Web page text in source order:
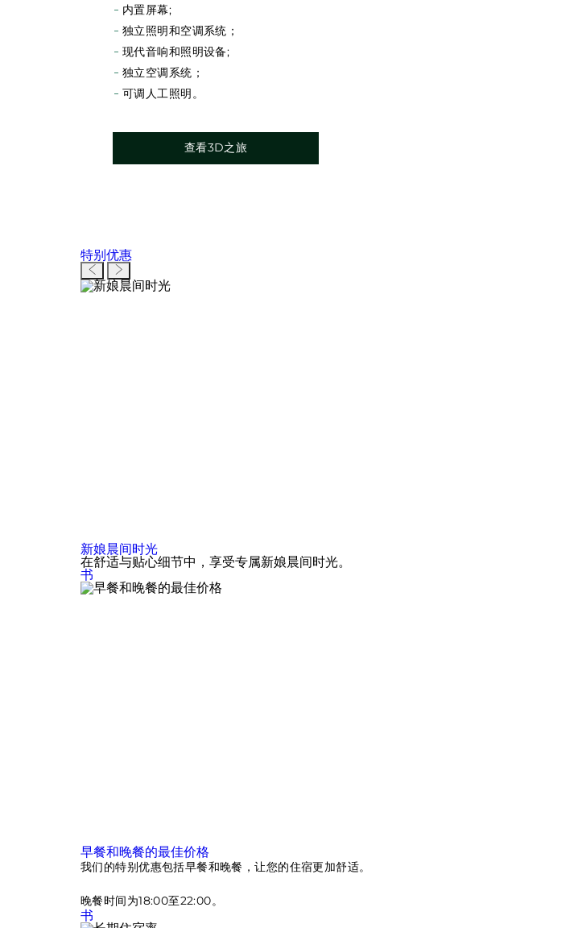
内置屏幕;
独立照明和空调系统；
现代音响和照明设备;
独立空调系统；
可调人工照明。
查看3D之旅
特别优惠
上一页下一页
新娘晨间时光
在舒适与贴心细节中，享受专属新娘晨间时光。
书
早餐和晚餐的最佳价格
我们的特别优惠包括早餐和晚餐，让您的住宿更加舒适。
晚餐时间为18:00至22:00。
书